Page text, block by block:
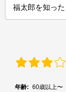
年齢: 60歳以上〜